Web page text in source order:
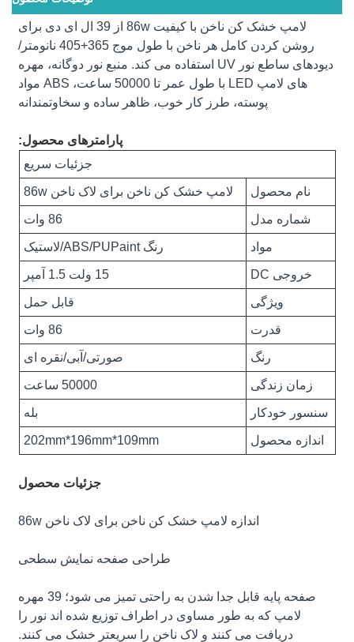
لامپ خشک کن ناخن با کیفیت 86w از 39 ال ای دی برای
روشن کردن کامل هر ناخن با طول موج 365+405 نانومتر/
دیودهای ساطع نور UV استفاده می کند. منبع نور دوگانه، مهره
های لامپ LED با طول عمر تا 50000 ساعت، ABS مواد
پوسته، طرز کار خوب، ظاهر ساده و سخاوتمندانه
پارامترهای محصول:
جزئیات سریع
نام محصول لامپ خشک کن ناخن برای لاک ناخن 86w
شماره مدل 86 وات
مواد رنگ ABS/PUPaint/لاستیک
خروجی DC 15 ولت 1.5 آمپر
ویژگی قابل حمل
قدرت 86 وات
رنگ صورتی/آبی/نقره ای
زمان زندگی 50000 ساعت
سنسور خودکار بله
اندازه محصول 202mm*196mm*109mm
جزئیات محصول
اندازه لامپ خشک کن ناخن برای لاک ناخن 86w
طراحی صفحه نمایش سطحی
صفحه پایه قابل جدا شدن به راحتی تمیز می شود؛ 39 مهره
لامپ که به طور مساوی در اطراف توزیع شده اند نور را
دریافت می کنند و لاک ناخن را سریعتر خشک می کنند.